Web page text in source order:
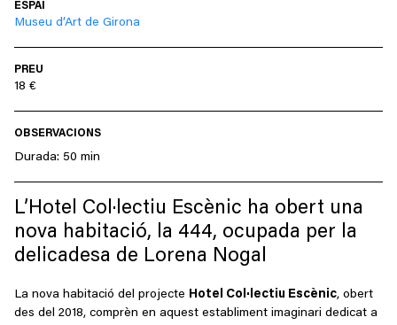
ESPAI
Museu d’Art de Girona
PREU
18 €
OBSERVACIONS
Durada: 50 min
L’Hotel Col·lectiu Escènic ha obert una
nova habitació, la 444, ocupada per la
delicadesa de Lorena Nogal
La nova habitació del projecte Hotel Col·lectiu Escènic, obert
des del 2018, comprèn en aquest establiment imaginari dedicat a